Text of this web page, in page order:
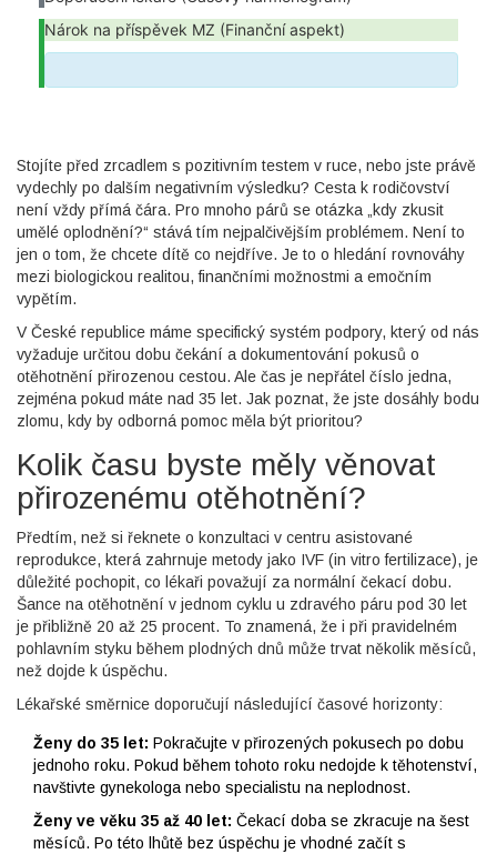
Nárok na příspěvek MZ (Finanční aspekt)
Stojíte před zrcadlem s pozitivním testem v ruce, nebo jste právě
vydechly po dalším negativním výsledku? Cesta k rodičovství
není vždy přímá čára. Pro mnoho párů se otázka „kdy zkusit
umělé oplodnění?“ stává tím nejpalčivějším problémem. Není to
jen o tom, že chcete dítě co nejdříve. Je to o hledání rovnováhy
mezi biologickou realitou, finančními možnostmi a emočním
vypětím.
V České republice máme specifický systém podpory, který od nás
vyžaduje určitou dobu čekání a dokumentování pokusů o
otěhotnění přirozenou cestou. Ale čas je nepřátel číslo jedna,
zejména pokud máte nad 35 let. Jak poznat, že jste dosáhly bodu
zlomu, kdy by odborná pomoc měla být prioritou?
Kolik času byste měly věnovat
přirozenému otěhotnění?
Předtím, než si řeknete o konzultaci v centru asistované
reprodukce, která zahrnuje metody jako IVF (in vitro fertilizace), je
důležité pochopit, co lékaři považují za normální čekací dobu.
Šance na otěhotnění v jednom cyklu u zdravého páru pod 30 let
je přibližně 20 až 25 procent. To znamená, že i při pravidelném
pohlavním styku během plodných dnů může trvat několik měsíců,
než dojde k úspěchu.
Lékařské směrnice doporučují následující časové horizonty:
Ženy do 35 let: Pokračujte v přirozených pokusech po dobu
jednoho roku. Pokud během tohoto roku nedojde k těhotenství,
navštivte gynekologa nebo specialistu na neplodnost.
Ženy ve věku 35 až 40 let: Čekací doba se zkracuje na šest
měsíců. Po této lhůtě bez úspěchu je vhodné začít s